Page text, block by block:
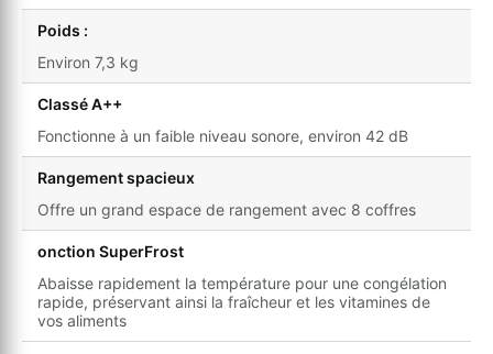
Poids :
Environ 7,3 kg
Classé A++
Fonctionne à un faible niveau sonore, environ 42 dB
Rangement spacieux
Offre un grand espace de rangement avec 8 coffres
onction SuperFrost
Abaisse rapidement la température pour une congélation
rapide, préservant ainsi la fraîcheur et les vitamines de
vos aliments